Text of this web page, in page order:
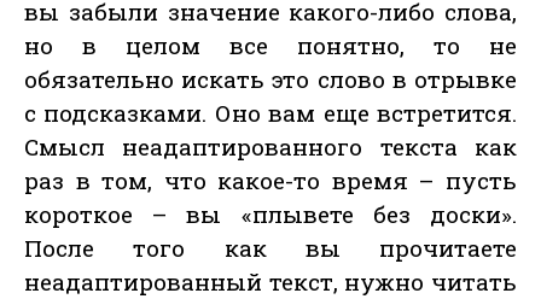
вы забыли значение какого-либо слова,
но в целом все понятно, то не
обязательно искать это слово в отрывке
с подсказками. Оно вам еще встретится.
Смысл неадаптированного текста как
раз в том, что какое-то время – пусть
короткое – вы «плывете без доски».
После того как вы прочитаете
неадаптированный текст, нужно читать